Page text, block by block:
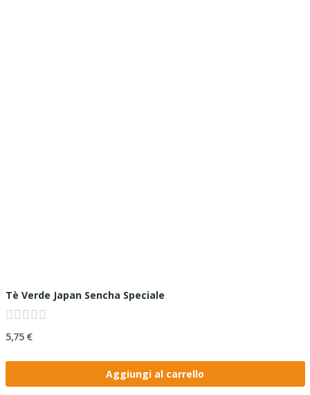
Tè Verde Japan Sencha Speciale
5,75 €
Aggiungi al carrello